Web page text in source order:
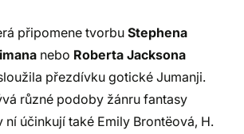
připomene tvorbu Stephena
nebo Roberta Jacksona
přezdívku gotické Jumanji.
různé podoby žánru fantasy
ní účinkují také Emily Brontëová, H.